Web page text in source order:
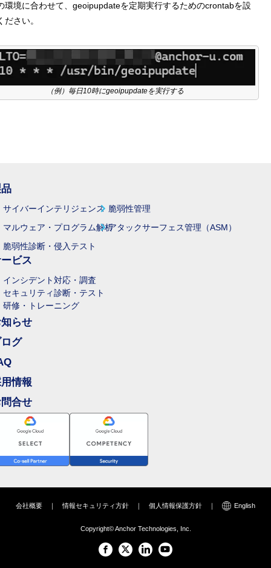
環境に合わせて、geoipupdateを定期実行するためのcrontabを設
ださい。
（例）毎日10時にgeoipupdateを実行する
サイバーインテリジェンス
マルウェア・プログラム解析
脆弱性診断・侵入テスト
脆弱性管理
アタックサーフェス管理（ASM）
ビス
インシデント対応・調査
セキュリティ診断・テスト
研修・トレーニング
らせ
グ
情報
合せ
会社概要 ｜情報セキュリティ方針 個人情報保護方針 English
Copyright© Anchor Technologies, Inc.